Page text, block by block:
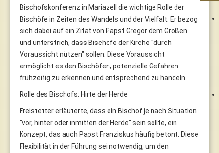
Bischofskonferenz in Mariazell die wichtige Rolle der
Bischöfe in Zeiten des Wandels und der Vielfalt. Er bezog
sich dabei auf ein Zitat von Papst Gregor dem Großen
und unterstrich, dass Bischöfe der Kirche "durch
Voraussicht nützen" sollen. Diese Voraussicht
ermöglicht es den Bischöfen, potenzielle Gefahren
frühzeitig zu erkennen und entsprechend zu handeln.
Rolle des Bischofs: Hirte der Herde
Freistetter erläuterte, dass ein Bischof je nach Situation
"vor, hinter oder inmitten der Herde" sein sollte, ein
Konzept, das auch Papst Franziskus häufig betont. Diese
Flexibilität in der Führung sei notwendig, um den